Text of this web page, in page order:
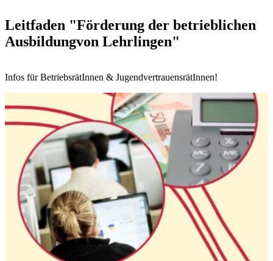
Leitfaden "Förderung der betrieblichen
Ausbildungvon Lehrlingen"
Infos für BetriebsrätInnen & JugendvertrauensrätInnen!